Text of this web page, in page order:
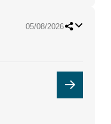
05/08/2026